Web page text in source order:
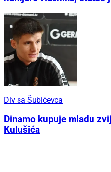
Div sa Šubićevca
Dinamo kupuje mladu
Kulušića